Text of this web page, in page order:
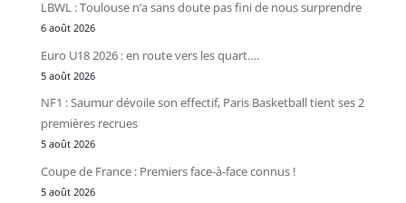
LBWL : Toulouse n’a sans doute pas fini de nous surprendre
6 août 2026
Euro U18 2026 : en route vers les quart….
5 août 2026
NF1 : Saumur dévoile son effectif, Paris Basketball tient ses 2
premières recrues
5 août 2026
Coupe de France : Premiers face-à-face connus !
5 août 2026